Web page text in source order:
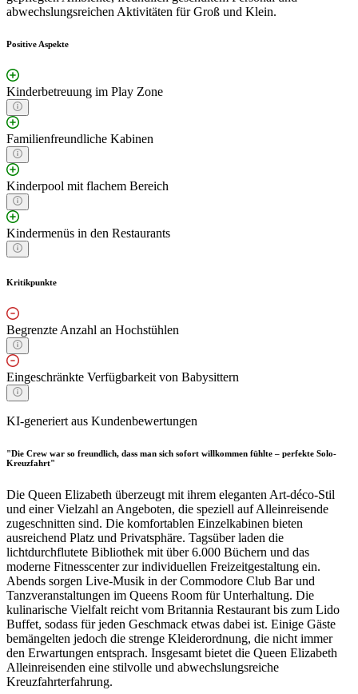
abwechslungsreichen Aktivitäten für Groß und Klein.
Positive Aspekte
Kinderbetreuung im Play Zone
Familienfreundliche Kabinen
Kinderpool mit flachem Bereich
Kindermenüs in den Restaurants
Kritikpunkte
Begrenzte Anzahl an Hochstühlen
Eingeschränkte Verfügbarkeit von Babysittern
KI-generiert aus Kundenbewertungen
"Die Crew war so freundlich, dass man sich sofort willkommen fühlte – perfekte Solo-
Kreuzfahrt"
Die Queen Elizabeth überzeugt mit ihrem eleganten Art-déco-Stil
und einer Vielzahl an Angeboten, die speziell auf Alleinreisende
zugeschnitten sind. Die komfortablen Einzelkabinen bieten
ausreichend Platz und Privatsphäre. Tagsüber laden die
lichtdurchflutete Bibliothek mit über 6.000 Büchern und das
moderne Fitnesscenter zur individuellen Freizeitgestaltung ein.
Abends sorgen Live-Musik in der Commodore Club Bar und
Tanzveranstaltungen im Queens Room für Unterhaltung. Die
kulinarische Vielfalt reicht vom Britannia Restaurant bis zum Lido
Buffet, sodass für jeden Geschmack etwas dabei ist. Einige Gäste
bemängelten jedoch die strenge Kleiderordnung, die nicht immer
den Erwartungen entsprach. Insgesamt bietet die Queen Elizabeth
Alleinreisenden eine stilvolle und abwechslungsreiche
Kreuzfahrterfahrung.